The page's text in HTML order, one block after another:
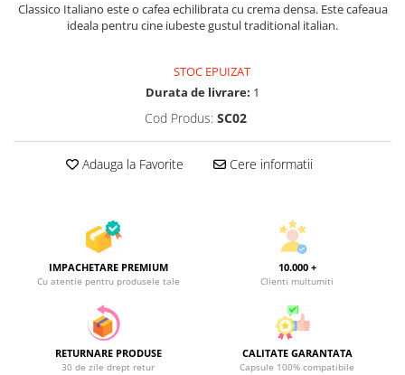
Classico Italiano este o cafea echilibrata cu crema densa. Este cafeaua
ideala pentru cine iubeste gustul traditional italian.
STOC EPUIZAT
Durata de livrare: 1
Cod Produs: SC02
Adauga la Favorite Cere informatii
IMPACHETARE PREMIUM
Cu atentie pentru produsele tale
10.000 +
Clienti multumiti
RETURNARE PRODUSE
30 de zile drept retur
CALITATE GARANTATA
Capsule 100% compatibile